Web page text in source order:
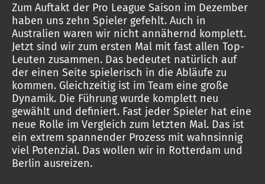
Zum Auftakt der Pro League Saison im Dezember
haben uns zehn Spieler gefehlt. Auch in
Australien waren wir nicht annähernd komplett.
Jetzt sind wir zum ersten Mal mit fast allen Top-
Leuten zusammen. Das bedeutet natürlich auf
der einen Seite spielerisch in die Abläufe zu
kommen. Gleichzeitig ist im Team eine große
Dynamik. Die Führung wurde komplett neu
gewählt und definiert. Fast jeder Spieler hat eine
neue Rolle im Vergleich zum letzten Mal. Das ist
ein extrem spannender Prozess mit wahnsinnig
viel Potenzial. Das wollen wir in Rotterdam und
Berlin ausreizen.